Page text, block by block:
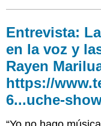
Entrevista:
en la voz y
Rayen
https://
6...uche-